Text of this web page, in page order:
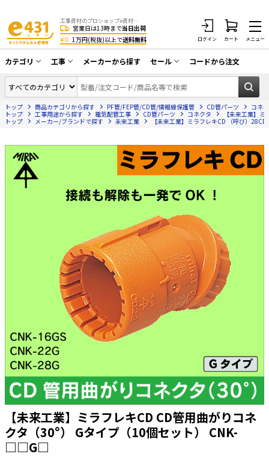
工事資材のプロショップe資材 CATV・アンテナ・防犯・光・LAN・電気・空調工事など
営業日は13時まで当日出荷
¥0 1万円(税抜)以上で送料無料 ログイン カート メニュー
カテゴリ
同軸ケーブル／テレビ用接栓／関連工具
アンテナ・取付金具・ブースター／CATV
部材類
防犯工事関連
HDMIケーブル・周辺機器／RCAケーブル
電話線／コネクタ／アダプタ
LANケーブル・コネクタ・関連資材/機器
ネットワーク機器
エアコン・換気扇・空調資材
太陽光発電ケーブル・コネクタ・関連資
電源ケーブル／コネクタ／分電盤／ブレ
ーカ
照明・照明器具
電源タップ・延長コード
スイッチ・コンセント（配線器具）
PF管/FEP管/CD管/情報線保護管
ボックス・ビニル電線管付属品・引き込
みカバー
工事
CATV・アンテナ工事
光工事・FTTH工事
防犯カメラ工事
LAN配線工事
電話工事
EV充電設備工事
照明設置工事
太陽光発電工事
ホテル・病院向け
メーカーから探す セール
在庫一掃セール
コードから注文
トップ 商品カテゴリから探す PF管/FEP管/CD管/情報線保護管 CD管パーツ
コネ
トップ
工事用途から探す 電気配管工事 CD管パーツ コネクタ
【未来工業】
トップ
メーカー/ブランドで探す 未来工業 【未来工業】ミラフレキCD （呼び）
【未来工業】ミラフレキCD CD管用曲がりコネ
クタ（30°） Gタイプ（10個セット） CNK-
□□G□